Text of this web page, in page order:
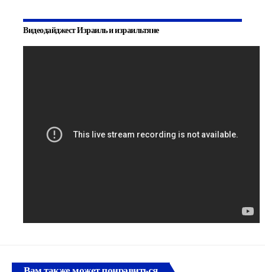
Видеодайджест Израиль и израильтяне